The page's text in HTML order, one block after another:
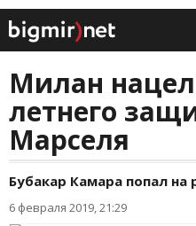
Милан
летнего
Марселя
Бубакар Камара попал на
6 февраля 2019, 21:29